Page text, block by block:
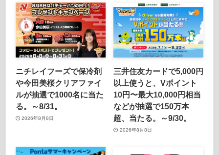
ニチレイフーズで保冷剤
や今田美桜クリアファイ
ルが抽選で1000名に当た
る。～8/31。
2026年8月8日
三井住友カードで5,000円
以上使うと、Vポイント
10円〜最大10,000円相当
などが抽選で150万本
超、当たる。～9/30。
2026年8月8日